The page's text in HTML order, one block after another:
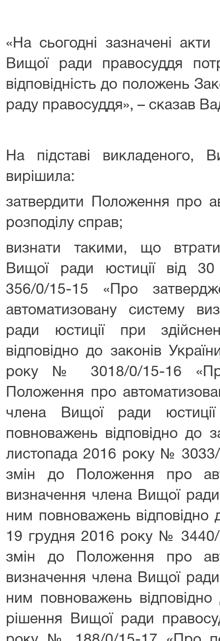
«На сьогодні зазначені
Вищої ради правосуддя
відповідність до положень
раду правосуддя», – сказав
На підставі викладеного,
вирішила:
затвердити Положення про
розподілу справ;
визнати такими, що
Вищої ради юстиції від
356/0/15-15 «Про
автоматизовану систему
ради юстиції при
відповідно до законів
року № 3018/0/15-16
Положення про
члена Вищої ради
повноважень відповідно до
листопада 2016 року №
змін до Положення про
визначення члена Вищої ради
ним повноважень відповідно
19 грудня 2016 року №
змін до Положення про
визначення члена Вищої ради
ним повноважень відповідно
рішення Вищої ради